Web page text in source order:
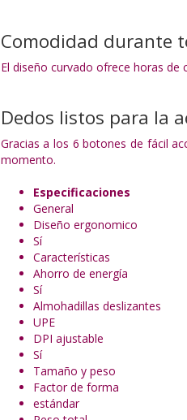
Comodidad durante
El diseño curvado ofrece horas
Dedos listos para la
Gracias a los 6 botones de fácil
momento.
Especificaciones
General
Diseño ergonomico
Sí
Características
Ahorro de energía
Sí
Almohadillas deslizantes
UPE
DPI ajustable
Sí
Tamaño y peso
Factor de forma
estándar